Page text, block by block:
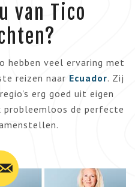
van Tico
hebben veel ervaring met
reizen naar Ecuador. Zij
erg goed uit eigen
probleemloos de perfecte